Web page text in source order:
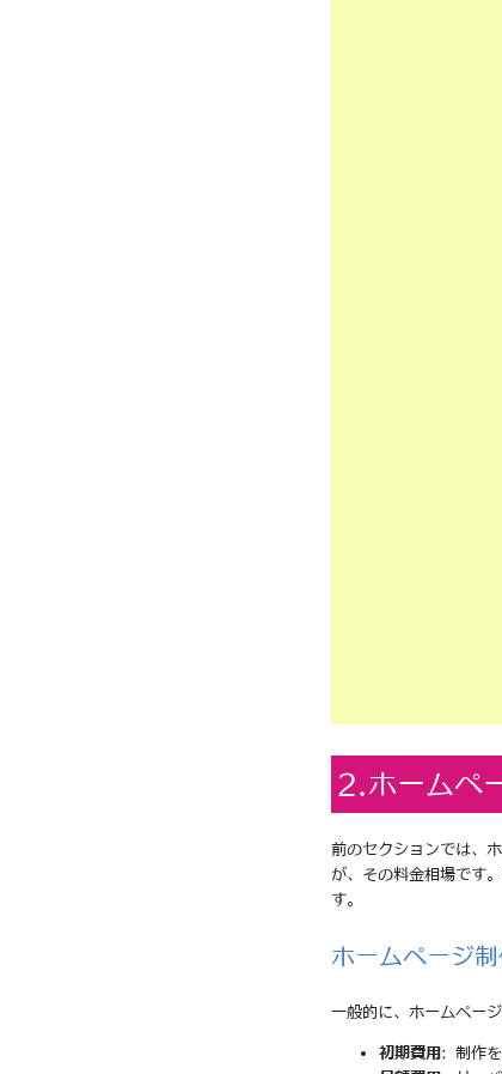
2.ホームペ
前のセクションでは、
が、その料金相場です
す。
ホームページ
一般的に、ホームペー
初期費用 : 制作を